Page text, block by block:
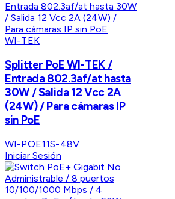
WI-TEK
Splitter PoE WI-TEK /
Entrada 802.3af/at hasta
30W / Salida 12 Vcc 2A
(24W) / Para cámaras IP
sin PoE
WI-POE11S-48V
Iniciar Sesión